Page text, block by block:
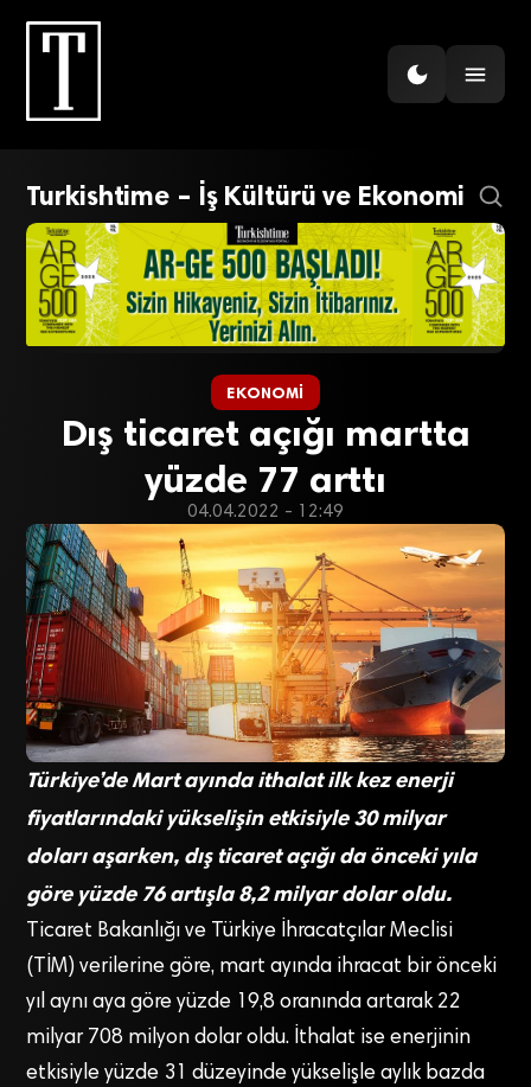
Turkishtime – İş Kültürü ve Ekonomi
EKONOMI
Dış ticaret açığı martta
yüzde 77 arttı
04.04.2022 - 12:49
Türkiye’de Mart ayında ithalat ilk kez enerji
fiyatlarındaki yükselişin etkisiyle 30 milyar
doları aşarken, dış ticaret açığı da önceki yıla
göre yüzde 76 artışla 8,2 milyar dolar oldu.
Ticaret Bakanlığı ve Türkiye İhracatçılar Meclisi
(TİM) verilerine göre, mart ayında ihracat bir önceki
yıl aynı aya göre yüzde 19,8 oranında artarak 22
milyar 708 milyon dolar oldu. İthalat ise enerjinin
etkisiyle yüzde 31 düzeyinde yükselişle aylık bazda